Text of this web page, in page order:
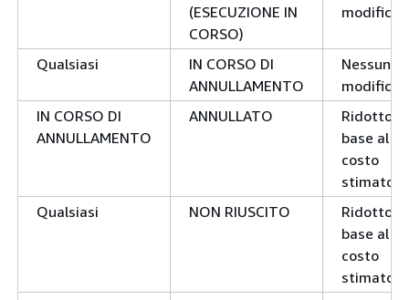
(ESECUZIONE IN
CORSO)
modifica
Qualsiasi
IN CORSO DI
ANNULLAMENTO
Nessuna
modifica
IN CORSO DI
ANNULLAMENTO
ANNULLATO
Ridotto in
base al
costo
stimato
Qualsiasi
NON RIUSCITO
Ridotto in
base al
costo
stimato